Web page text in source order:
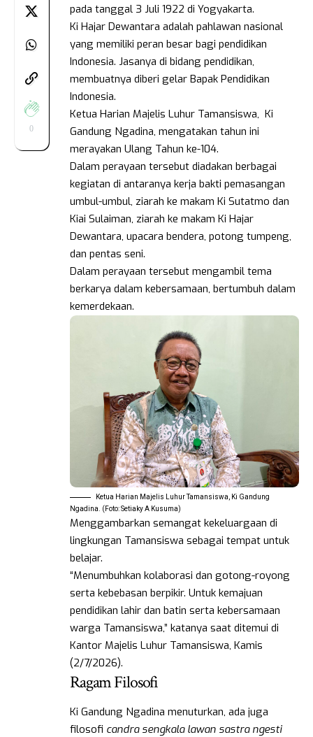
0
pada tanggal 3 Juli 1922 di Yogyakarta.
Ki Hajar Dewantara adalah pahlawan nasional
yang memiliki peran besar bagi pendidikan
Indonesia. Jasanya di bidang pendidikan,
membuatnya diberi gelar Bapak Pendidikan
Indonesia.
Ketua Harian Majelis Luhur Tamansiswa, Ki
Gandung Ngadina, mengatakan tahun ini
merayakan Ulang Tahun ke-104.
Dalam perayaan tersebut diadakan berbagai
kegiatan di antaranya kerja bakti pemasangan
umbul-umbul, ziarah ke makam Ki Sutatmo dan
Kiai Sulaiman, ziarah ke makam Ki Hajar
Dewantara, upacara bendera, potong tumpeng,
dan pentas seni.
Dalam perayaan tersebut mengambil tema
berkarya dalam kebersamaan, bertumbuh dalam
kemerdekaan.
Ketua Harian Majelis Luhur Tamansiswa, Ki Gandung
Ngadina. (Foto: Setiaky A Kusuma)
Menggambarkan semangat kekeluargaan di
lingkungan Tamansiswa sebagai tempat untuk
belajar.
“Menumbuhkan kolaborasi dan gotong-royong
serta kebebasan berpikir. Untuk kemajuan
pendidikan lahir dan batin serta kebersamaan
warga Tamansiswa,” katanya saat ditemui di
Kantor Majelis Luhur Tamansiswa, Kamis
(2/7/2026).
Ragam Filosofi
Ki Gandung Ngadina menuturkan, ada juga
filosofi candra sengkala lawan sastra ngesti